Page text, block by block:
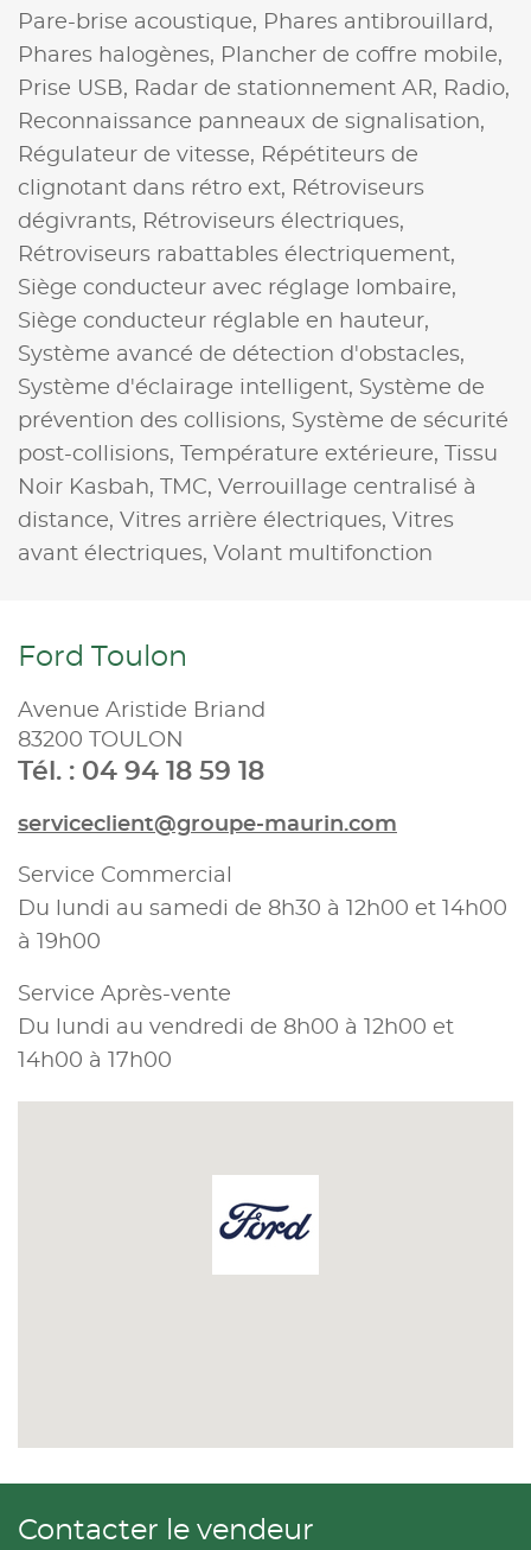
Pare-brise acoustique, Phares antibrouillard,
Phares halogènes, Plancher de coffre mobile,
Prise USB, Radar de stationnement AR, Radio,
Reconnaissance panneaux de signalisation,
Régulateur de vitesse, Répétiteurs de
clignotant dans rétro ext, Rétroviseurs
dégivrants, Rétroviseurs électriques,
Rétroviseurs rabattables électriquement,
Siège conducteur avec réglage lombaire,
Siège conducteur réglable en hauteur,
Système avancé de détection d'obstacles,
Système d'éclairage intelligent, Système de
prévention des collisions, Système de sécurité
post-collisions,
Température extérieure,
Tissu
Noir Kasbah,
TMC, Verrouillage centralisé à
distance, Vitres arrière électriques, Vitres
avant électriques, Volant multifonction
Ford Toulon
Avenue Aristide Briand
83200 TOULON
Tél. : 04 94 18 59 18
serviceclient@groupe-maurin.com
Service Commercial
Du lundi au samedi de 8h30 à 12h00 et 14h00
à 19h00
Service Après-vente
Du lundi au vendredi de 8h00 à 12h00 et
14h00 à 17h00
Contacter le vendeur